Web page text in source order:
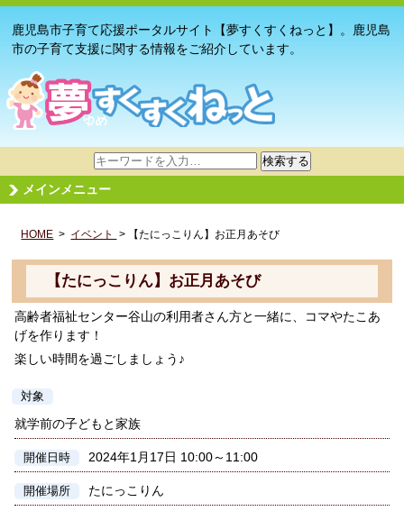
鹿児島市子育て応援ポータルサイト【夢すくすくねっと】。鹿児島
市の子育て支援に関する情報をご紹介しています。
サ
イ
ト
検
検索する
メインメニュー
HOME > イベント > 【たにっこりん】お正月あそび
【たにっこりん】お正月あそび
高齢者福祉センター谷山の利用者さん方と一緒に、コマやたこあ
げを作ります！
楽しい時間を過ごしましょう♪
対象
就学前の子どもと家族
開催日時 2024年1月17日 10:00～11:00
開催場所 たにっこりん